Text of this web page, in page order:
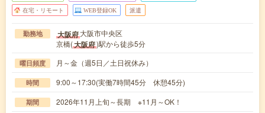
在宅・リモート WEB登録OK 派遣
勤務地 大阪府大阪市中央区
京橋(大阪府)駅から徒歩5分
曜日頻度 月～金（週5日／土日祝休み）
時間 9:00～17:30(実働7時間45分 休憩45分)
期間 2026年11月上旬～長期 ※11月～OK！